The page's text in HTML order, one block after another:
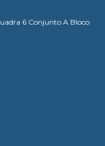
6 Conjunto A Bloco